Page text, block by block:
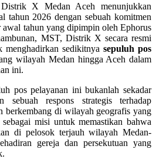
X Medan Aceh menunjukkan
tahun 2026 dengan sebuah komitmen
awal tahun yang dipimpin oleh Ephorus
MST, Distrik X secara resmi
menghadirkan sedikitnya sepuluh pos
wilayah Medan hingga Aceh dalam
ini.
pos pelayanan ini bukanlah sekadar
sebuah respons strategis terhadap
berkembang di wilayah geografis yang
misi untuk memastikan bahwa
di pelosok terjauh wilayah Medan-
gereja dan persekutuan yang